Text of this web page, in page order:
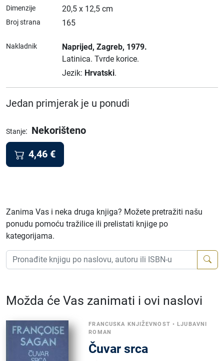
Dimenzije 20,5 x 12,5 cm
Broj strana 165
Nakladnik Naprijed, Zagreb, 1979.
Latinica. Tvrde korice.
Jezik: Hrvatski.
Jedan primjerak je u ponudi
Stanje: Nekorišteno
4,46 €
Zanima Vas i neka druga knjiga? Možete pretražiti našu
ponudu pomoću tražilice ili prelistati knjige po
kategorijama.
Možda će Vas zanimati i ovi naslovi
FRANCUSKA KNJIŽEVNOST •LJUBAVNI
ROMAN
Čuvar srca